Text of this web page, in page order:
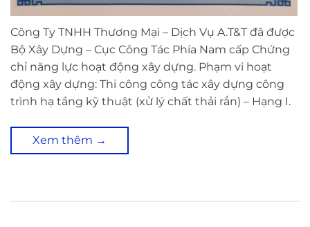
Công Ty TNHH Thương Mại – Dịch Vụ A.T&T đã được
Bộ Xây Dựng – Cục Công Tác Phía Nam cấp Chứng
chỉ năng lực hoạt động xây dựng. Phạm vi hoạt
động xây dựng: Thi công công tác xây dựng công
trình hạ tầng kỹ thuật (xử lý chất thải rắn) – Hạng I.
Xem thêm →